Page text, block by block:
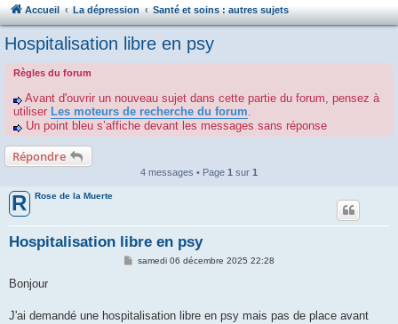
Accueil La dépression Santé et soins : autres sujets
Hospitalisation libre en psy
Règles du forum
Avant d'ouvrir un nouveau sujet dans cette partie du forum, pensez à
utiliser Les moteurs de recherche du forum.
Un point bleu s’affiche devant les messages sans réponse
Répondre
4 messages • Page 1 sur 1
R Rose de la Muerte
Hospitalisation libre en psy
M
g
samedi 06 décembre 2025 22:28
Bonjour
J'ai demandé une hospitalisation libre en psy mais pas de place avant